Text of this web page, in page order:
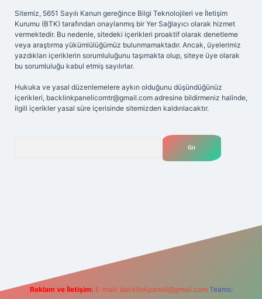
Sitemiz, 5651 Sayılı Kanun gereğince Bilgi Teknolojileri ve İletişim
Kurumu (BTK) tarafından onaylanmış bir Yer Sağlayıcı olarak hizmet
vermektedir. Bu nedenle, sitedeki içerikleri proaktif olarak denetleme
veya araştırma yükümlülüğümüz bulunmamaktadır. Ancak, üyelerimiz
yazdıkları içeriklerin sorumluluğunu taşımakta olup, siteye üye olarak
bu sorumluluğu kabul etmiş sayılırlar.
Hukuka ve yasal düzenlemelere aykırı olduğunu düşündüğünüz
içerikleri, backlinkpanelicomtr@gmail.com adresine bildirmeniz halinde,
ilgili içerikler yasal süre içerisinde sitemizden kaldırılacaktır.
Reklam ve İletişim: E-mail: backlinkpaneli@gmail.com Teams: